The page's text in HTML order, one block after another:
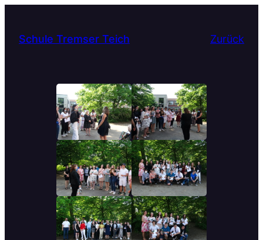
Schule Tremser Teich Zurück